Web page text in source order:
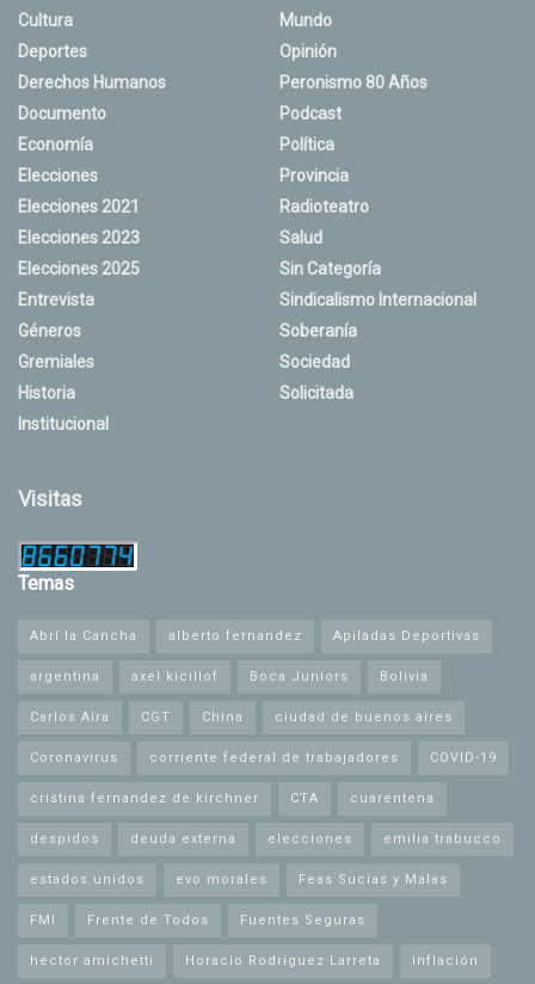
Cultura
Deportes
Derechos Humanos
Documento
Economía
Elecciones
Elecciones 2021
Elecciones 2023
Elecciones 2025
Entrevista
Géneros
Gremiales
Historia
Institucional
Mundo
Opinión
Peronismo 80 Años
Podcast
Política
Provincia
Radioteatro
Salud
Sin Categoría
Sindicalismo Internacional
Soberanía
Sociedad
Solicitada
Visitas
Temas
Abrí la Cancha alberto fernandez Apiladas Deportivas
argentina axel kicillof Boca Juniors Bolivia
Carlos Aira CGT China ciudad de buenos aires
Coronavirus corriente federal de trabajadores COVID-19
cristina fernandez de kirchner CTA cuarentena
despidos deuda externa elecciones emilia trabucco
estados unidos evo morales Feas Sucias y Malas
FMI Frente de Todos Fuentes Seguras
hector amichetti Horacio Rodríguez Larreta inflación